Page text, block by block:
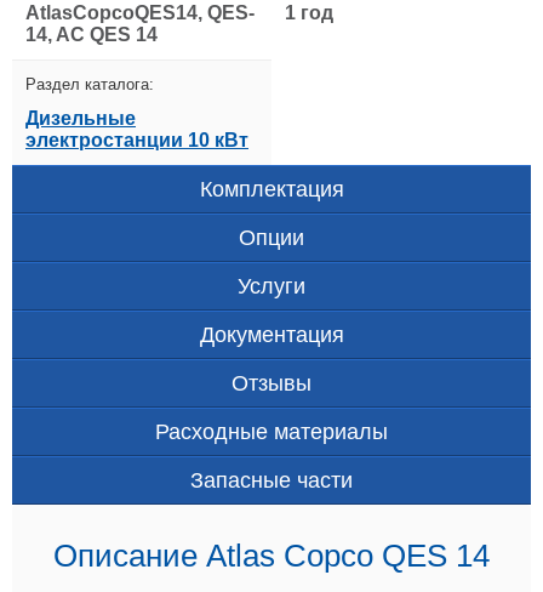
AtlasCopcoQES14, QES-
14, AC QES 14
1 год
Раздел каталога:
Дизельные
электростанции 10 кВт
Комплектация
Опции
Услуги
Документация
Отзывы
Расходные материалы
Запасные части
Описание Atlas Copco QES 14